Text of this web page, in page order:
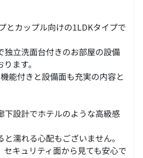
とカップル向けの1LDKタイプで
独立洗面台付きのお部屋の設備
ます。
能付きと設備面も充実の内容と
下設計でホテルのような高級感
濡れる心配もございません。
キュリティ面から見ても安心で